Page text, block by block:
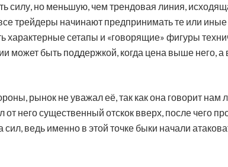
силу, но меньшую, чем трендовая линия,
трейдеры начинают предпринимать те или
характерные сетапы и «говорящие» фигуры
может быть поддержкой, когда цена выше него, а
рынок не уважал её, так как она говорит нам
него существенный отскок вверх, после чего
ведь именно в этой точке быки начали